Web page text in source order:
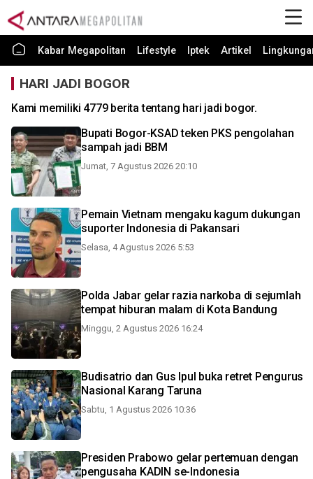
Kabar Megapolitan Lifestyle Iptek Artikel
HARI JADI BOGOR
Kami memiliki 4779 berita tentang hari jadi bogor.
Bupati Bogor-KSAD teken PKS pengolahan
sampah jadi BBM
Jumat, 7 Agustus 2026 20:10
Pemain Vietnam mengaku kagum dukungan
suporter Indonesia di Pakansari
Selasa, 4 Agustus 2026 5:53
Polda Jabar gelar razia narkoba di sejumlah
tempat hiburan malam di Kota Bandung
Minggu, 2 Agustus 2026 16:24
Budisatrio dan Gus Ipul buka retret Pengurus
Nasional Karang Taruna
Sabtu, 1 Agustus 2026 10:36
Presiden Prabowo gelar pertemuan dengan
pengusaha KADIN se-Indonesia